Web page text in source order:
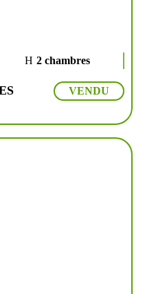
2 chambres
VENDU